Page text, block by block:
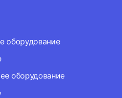
оборудование
оборудование